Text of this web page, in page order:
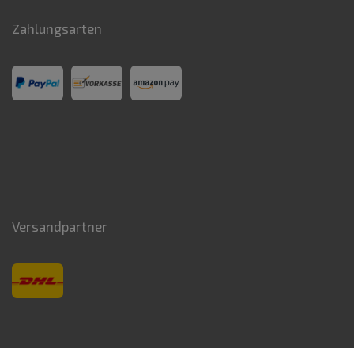
Zahlungsarten
Versandpartner